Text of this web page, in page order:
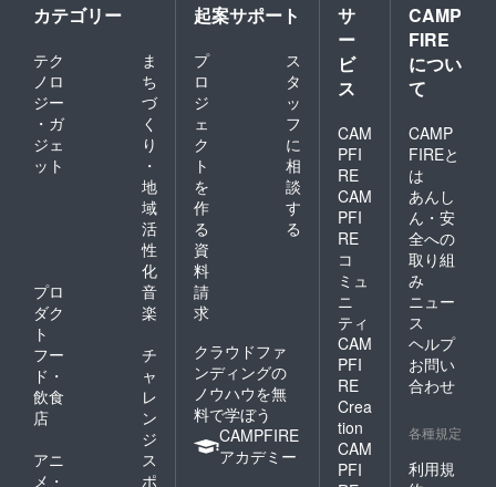
カテゴリー
テク
ノロ
ジー
・ガ
ジェ
ット
ま
ち
づ
く
り
・
地
域
活
性
化
プロ
ダク
ト
音
楽
フー
ド・
飲食
店
チ
ャ
レ
ン
ジ
アニ
メ・
ス
ポ
起案サポート
プ
ロ
ジ
ェ
ク
ト
を
作
る
ス
タ
ッ
フ
に
相
談
す
る
資
料
請
求
クラウドファ
ンディングの
ノウハウを無
料で学ぼう
CAMPFIRE
アカデミー
サ
ー
ビ
ス
CAM
PFI
RE
CAM
PFI
RE
コ
ミュ
ニ
ティ
CAM
PFI
RE
Crea
tion
CAM
PFI
CAMP
FIRE
につい
て
CAMP
FIREと
は
あんし
ん・安
全への
取り組
み
ニュー
ス
ヘルプ
お問い
合わせ
各種規定
利用規